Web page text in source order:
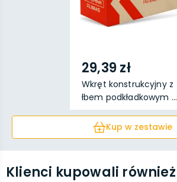
29,39 zł
Wkręt konstrukcyjny z
łbem podkładkowym ...
Kup w zestawie
Klienci kupowali również